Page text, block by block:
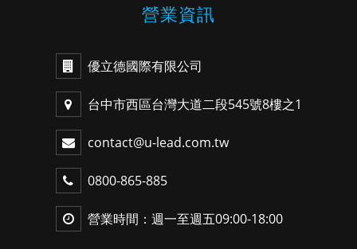
營業資訊
優立德國際有限公司
台中市西區台灣大道二段545號8樓之1
contact@u-lead.com.tw
0800-865-885
營業時間：週一至週五09:00-18:00